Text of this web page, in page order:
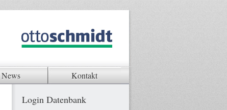
News Kontakt
Login Datenbank